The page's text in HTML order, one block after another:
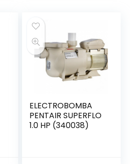
ELECTROBOMBA
PENTAIR SUPERFLO
1.0 HP (340038)